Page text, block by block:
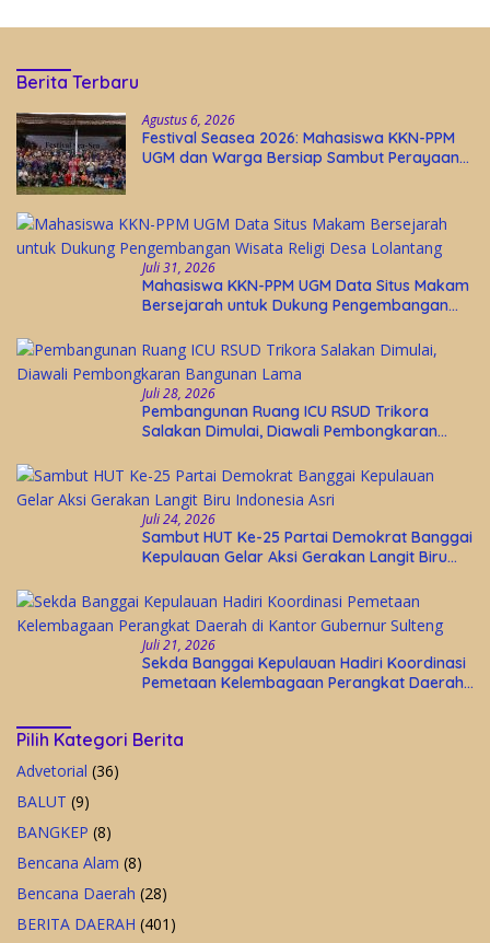
Berita Terbaru
Agustus 6, 2026
Festival Seasea 2026: Mahasiswa KKN-PPM
UGM dan Warga Bersiap Sambut Perayaan
Juli 31, 2026
Mahasiswa KKN-PPM UGM Data Situs Makam
Bersejarah untuk Dukung Pengembangan
Juli 28, 2026
Pembangunan Ruang ICU RSUD Trikora
Salakan Dimulai, Diawali Pembongkaran
Juli 24, 2026
Sambut HUT Ke-25 Partai Demokrat Banggai
Kepulauan Gelar Aksi Gerakan Langit Biru
Juli 21, 2026
Sekda Banggai Kepulauan Hadiri Koordinasi
Pemetaan Kelembagaan Perangkat Daerah
Pilih Kategori Berita
Advetorial (36)
BALUT (9)
BANGKEP (8)
Bencana Alam (8)
Bencana Daerah (28)
BERITA DAERAH (401)